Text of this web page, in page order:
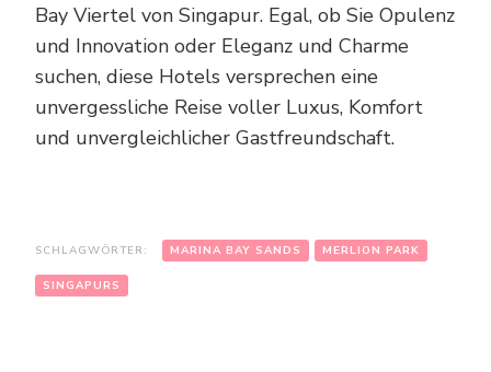
Bay Viertel von Singapur. Egal, ob Sie Opulenz
und Innovation oder Eleganz und Charme
suchen, diese Hotels versprechen eine
unvergessliche Reise voller Luxus, Komfort
und unvergleichlicher Gastfreundschaft.
SCHLAGWÖRTER: MARINA BAY SANDS MERLION PARK
SINGAPURS